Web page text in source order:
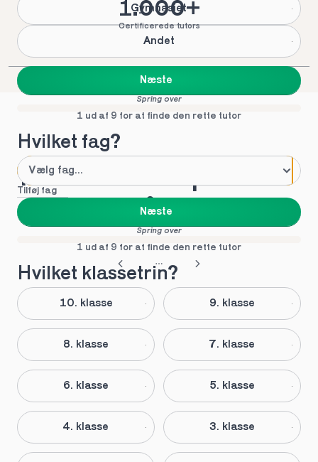
Gymnasiet
Andet
Næste
Spring over
1 ud af 9 for at finde den rette tutor
Hvilket fag?
Tilføj fag
Næste
Spring over
1 ud af 9 for at finde den rette tutor
Hvilket klassetrin?
10. klasse 9. klasse
8. klasse 7. klasse
6. klasse 5. klasse
4. klasse 3. klasse
1.000+
Certificerede tutors
Mød vores top tutors
i Låsby